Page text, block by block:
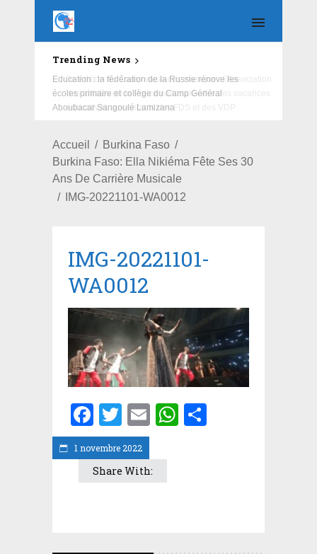
Trending News
Education : la fédération de la Russie rénove les
écoles primaire et collège du Camp Général
Aboubacar Sangoulé Lamizana
Accueil
Burkina Faso
Burkina Faso: Ella Nikiéma Fête Ses 30
Ans De Carrière Musicale
IMG-20221101-WA0012
1 novembre 2022
IMG-20221101-
WA0012
Facebook
Twitter
EmailWhatsApp
Share With: